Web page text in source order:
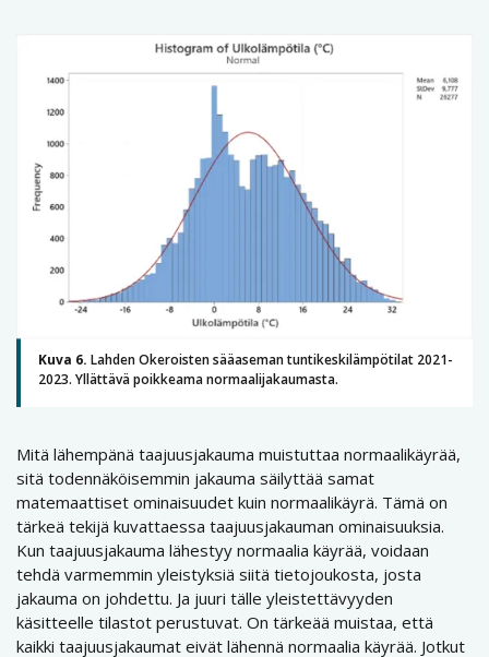
Kuva 6. Lahden Okeroisten sääaseman tuntikeskilämpötilat 2021-
2023. Yllättävä poikkeama normaalijakaumasta.
Mitä lähempänä taajuusjakauma muistuttaa normaalikäyrää,
sitä todennäköisemmin jakauma säilyttää samat
matemaattiset ominaisuudet kuin normaalikäyrä. Tämä on
tärkeä tekijä kuvattaessa taajuusjakauman ominaisuuksia.
Kun taajuusjakauma lähestyy normaalia käyrää, voidaan
tehdä varmemmin yleistyksiä siitä tietojoukosta, josta
jakauma on johdettu. Ja juuri tälle yleistettävyyden
käsitteelle tilastot perustuvat. On tärkeää muistaa, että
kaikki taajuusjakaumat eivät lähennä normaalia käyrää. Jotkut